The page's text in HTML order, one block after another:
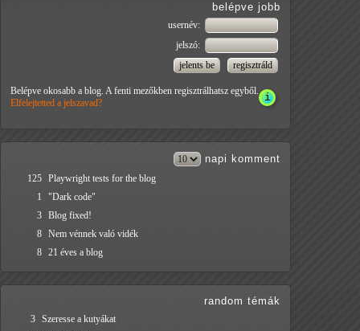
belépve jobb
usernév:
jelszó:
Belépve okosabb a blog. A fenti mezőkben regisztrálhatsz egyből.
Elfelejtetted a jelszavad?
napi komment
125 Playwright tests for the blog
1
"Dark code"
3 Blog fixed!
8 Nem vénnek való vidék
8 21 éves a blog
random témák
3 Szeresse a kutyákat